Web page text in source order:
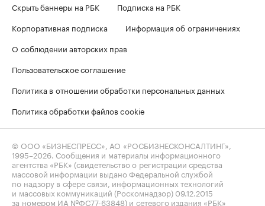
Скрыть баннеры на РБК
Подписка на РБК
Корпоративная подписка
Информация об ограничениях
О соблюдении авторских прав
Пользовательское соглашение
Политика в отношении обработки персональных данных
Политика обработки файлов cookie
© ООО «БИЗНЕСПРЕСС», АО «РОСБИЗНЕСКОНСАЛТИНГ»,
1995–2026. Сообщения и материалы информационного
агентства «РБК» (свидетельство о регистрации средства
массовой информации выдано Федеральной службой
по надзору в сфере связи, информационных технологий
и массовых коммуникаций (Роскомнадзор) 09.12.2015
за номером ИА №ФС77-63848) и сетевого издания «РБК»